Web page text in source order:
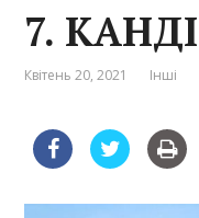
7. КАНДІ
Квітень 20, 2021 Інші